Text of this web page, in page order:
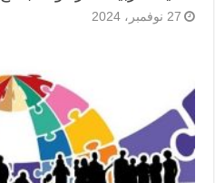
27 نوفمبر، 2024